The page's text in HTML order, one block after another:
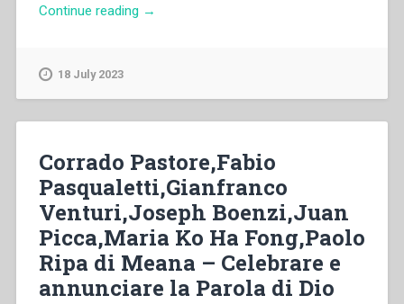
Continue reading “Aldo
stesso».
Aspetti
dell’accompagnamento
spirituale
dei
giovani
secondo
→
18 July 2023
Corrado Pastore,Fabio
Pasqualetti,Gianfranco
Venturi,Joseph Boenzi,Juan
Picca,Maria Ko Ha Fong,Paolo
Ripa di Meana – Celebrare e
annunciare la Parola di Dio